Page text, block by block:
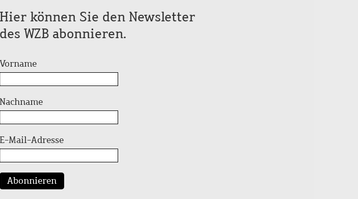
Hier können Sie den Newsletter
des WZB abonnieren.
Vorname
Nachname
E-Mail-Adresse
Abonnieren